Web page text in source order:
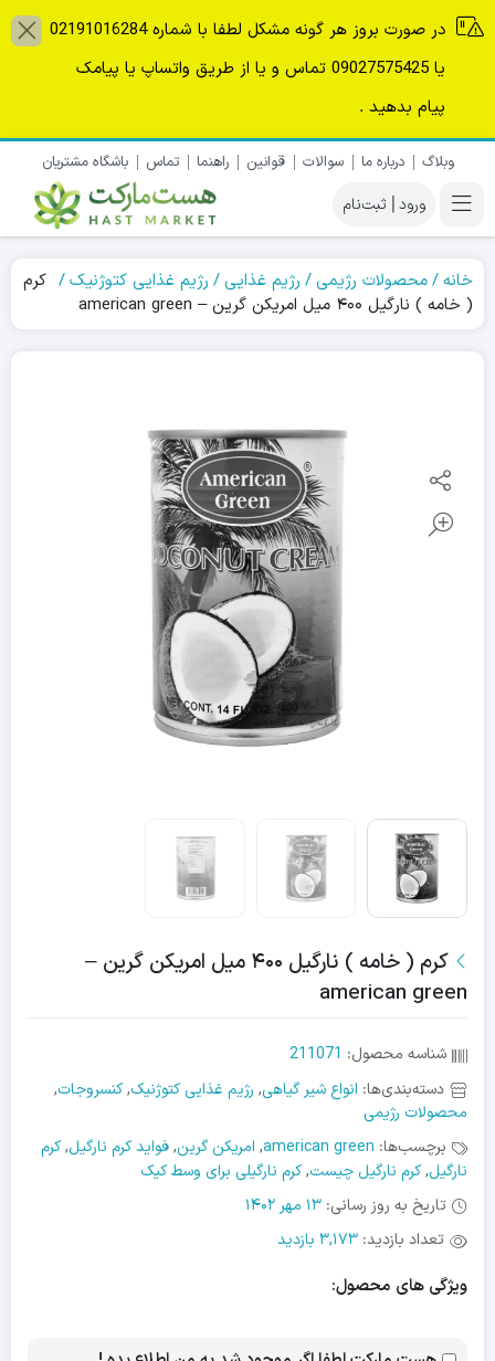
در صورت بروز هر گونه مشکل لطفا با شماره 02191016284
یا 09027575425 تماس و یا از طریق واتساپ یا پیامک
پیام بدهید .
وبلاگ درباره ما سوالات قوانین راهنما تماس باشگاه مشتریان
|
خانه محصولات رژیمی رژیم غذایی رژیم غذایی کتوژنیک
کرم
( خامه ) نارگیل ۴۰۰ میل امریکن گرین – american green
کرم ( خامه ) نارگیل ۴۰۰ میل امریکن گرین –
american green
شناسه محصول: 211071
دسته‌بندی‌ها: انواع شیر گیاهی, رژیم غذایی کتوژنیک,کنسروجات,
محصولات رژیمی
برچسب‌ها: american green
, امریکن گرین,فواید کرم نارگیل,کرم
نارگیل,کرم نارگیل چیست,کرم نارگیلی برای وسط کیک
تاریخ به روز رسانی: 13 مهر 1402
تعداد بازدید: 3,173 بازدید
ویژگی های محصول: